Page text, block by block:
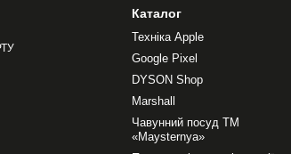
Каталог
Техніка Apple
Google Pixel
DYSON Shop
Marshall
Чавунний посуд ТМ
«Maysternya»